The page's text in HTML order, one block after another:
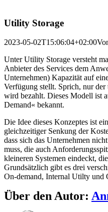
Utility Storage
2023-05-02T15:06:04+02:00
Unter Utility Storage versteht
Anbieter des Services dem
Unternehmen) Kapazität auf
Verfügung stellt. Sprich, nur der
wird bezahlt. Dieses Modell ist
Demand« bekannt.
Die Idee dieses Konzeptes ist
gleichzeitiger Senkung der
dass sich das Unternehmen
muss, die auch
kleineren Systemen eindeckt,
Grundsätzlich gibt es drei
On-demand, Internal Utilty und
Über den Autor: